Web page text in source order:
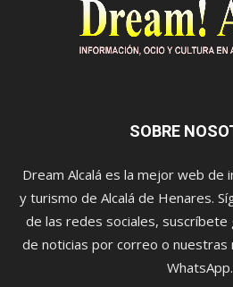
SOBRE
Dream Alcalá es la mejor web de
y turismo de Alcalá de Henares.
de las redes sociales,
de noticias por correo o nuestras
WhatsApp.